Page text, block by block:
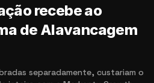
recebe ao
de Alavancagem
separadamente, custariam o